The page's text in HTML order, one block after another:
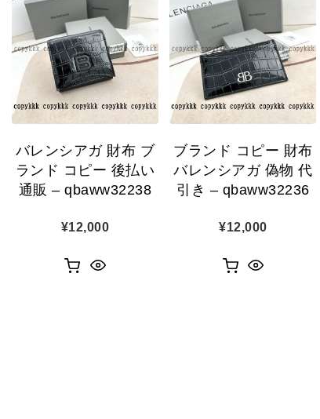
バレンシアガ 財布 ブ
ランド コピー 後払い
通販 – qbaww32238
¥12,000
ブランド コピー 財布
バレンシアガ 偽物 代
引き – qbaww32236
¥12,000